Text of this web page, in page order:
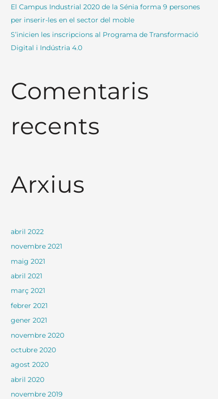
El Campus Industrial 2020 de la Sénia forma 9 persones
per inserir-les en el sector del moble
S’inicien les inscripcions al Programa de Transformació
Digital i Indústria 4.0
Comentaris
recents
Arxius
abril 2022
novembre 2021
maig 2021
abril 2021
març 2021
febrer 2021
gener 2021
novembre 2020
octubre 2020
agost 2020
abril 2020
novembre 2019